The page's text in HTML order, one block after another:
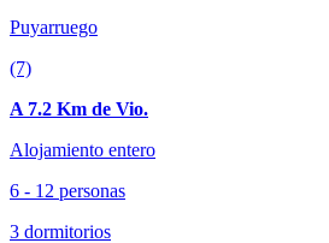
Puyarruego
(7)
A 7.2 Km de Vio.
Alojamiento entero
6 - 12 personas
3 dormitorios